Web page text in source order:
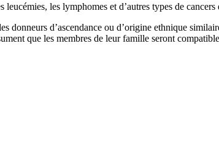
les lymphomes et d’autres types de cancers
d’ascendance ou d’origine ethnique
que les membres de leur famille seront